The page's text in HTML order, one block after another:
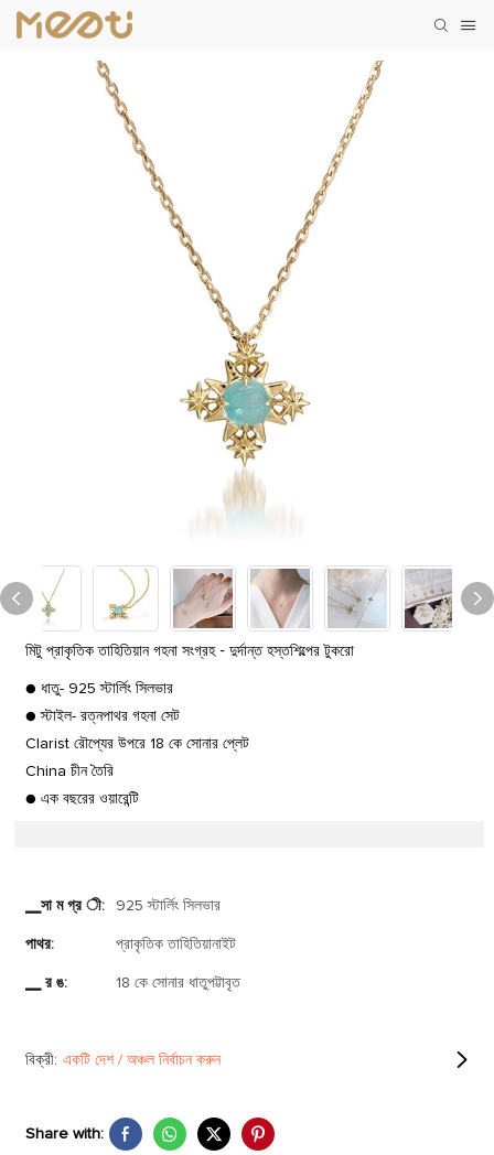
মিটু প্রাকৃতিক তাহিতিয়ান গহনা সংগ্রহ - দুর্দান্ত হস্তশিল্পের টুকরো
● ধাতু- 925 স্টার্লিং সিলভার
● স্টাইল- রত্নপাথর গহনা সেট
Clarist রৌপ্যের উপরে 18 কে সোনার প্লেট
China চীন তৈরি
● এক বছরের ওয়ারেন্টি
▁সা ম গ্র ী: 925 স্টার্লিং সিলভার
পাথর: প্রাকৃতিক তাহিতিয়ানাইট
▁ র ঙ: 18 কে সোনার ধাতুপট্টাবৃত
বিক্রী: একটি দেশ / অঞ্চল নির্বাচন করুন
Share with: